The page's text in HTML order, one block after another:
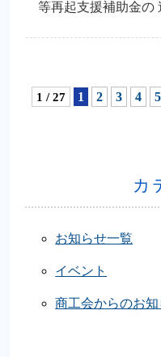
等再起支援補助金の
1 / 27 1 2 3 4 5
カ
お知らせ一覧
イベント
商工会からのお